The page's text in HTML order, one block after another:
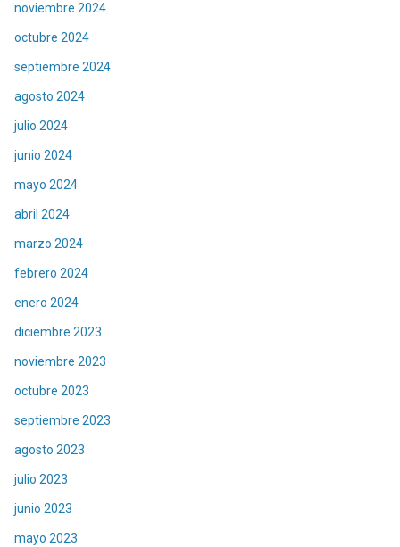
noviembre 2024
octubre 2024
septiembre 2024
agosto 2024
julio 2024
junio 2024
mayo 2024
abril 2024
marzo 2024
febrero 2024
enero 2024
diciembre 2023
noviembre 2023
octubre 2023
septiembre 2023
agosto 2023
julio 2023
junio 2023
mayo 2023